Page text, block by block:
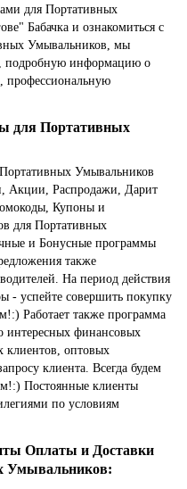
для Портативных
Бабачка и ознакомиться с
Умывальников, мы
подробную информацию о
профессиональную
для Портативных
Умывальников
Акции, Распродажи, Дарит
Купоны и
для Портативных
и Бонусные программы
также
На период действия
- успейте совершить покупку
Работает также программа
интересных финансовых
клиентов, оптовых
клиента. Всегда будем
Постоянные клиенты
по условиям
Оплаты и Доставки
Умывальников: